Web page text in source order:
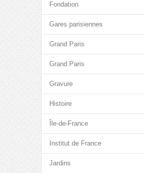
Fondation
Gares parisiennes
Grand Paris
Grand Paris
Gravure
Histoire
Île-de-France
Institut de France
Jardins